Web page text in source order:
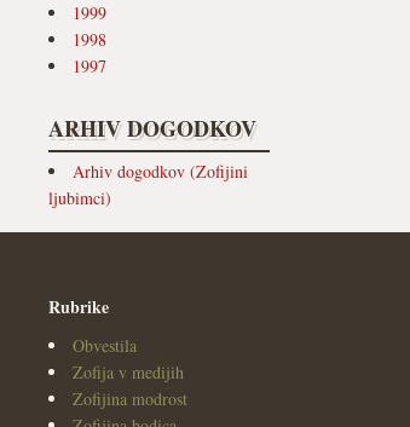
1999
1998
1997
ARHIV DOGODKOV
Arhiv dogodkov (Zofijini
ljubimci)
Rubrike
Obvestila
Zofija v medijih
Zofijina modrost